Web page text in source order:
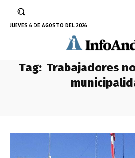
JUEVES 6 DE AGOSTO DEL 2026
Tag: Trabajadores